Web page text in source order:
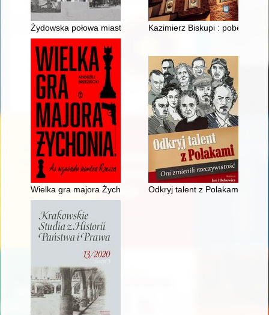
Żydowska połowa miasta : o trudnym dziedzictwie
Kazimierz Biskupi :
Wielka gra majora Żychonia : as wywiadu kontra Rzesza
Odkryj talent z Polakami : oni